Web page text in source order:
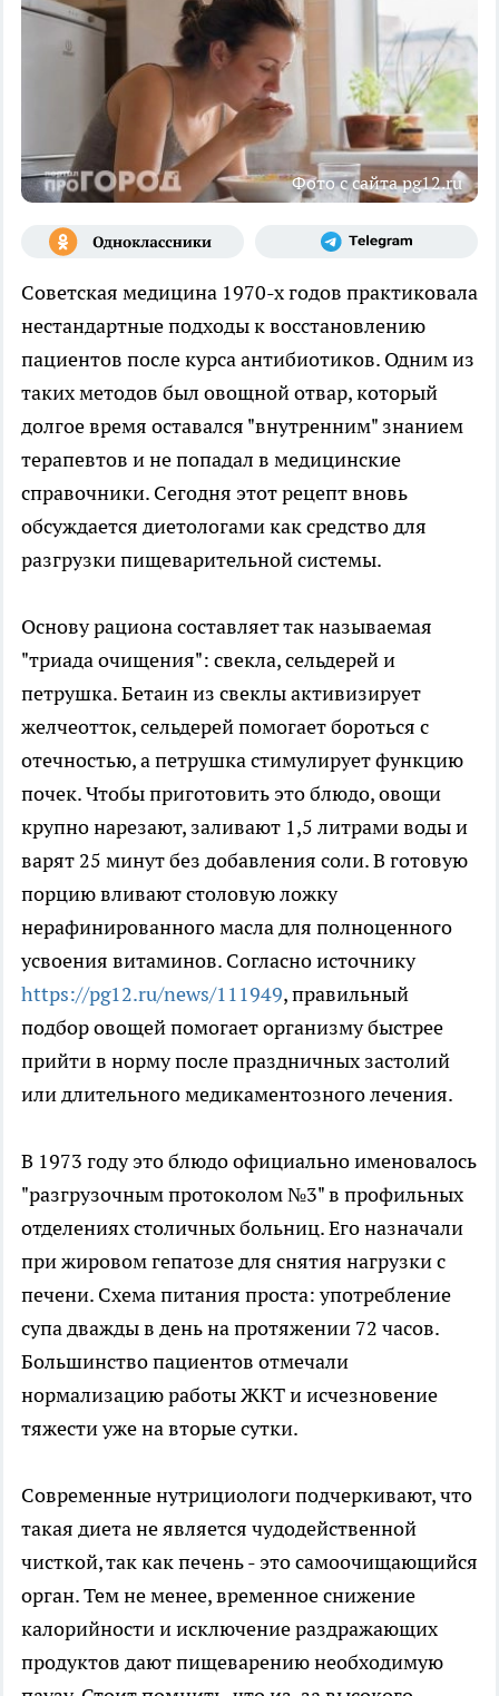
Фото с сайта pg12.ru
Советская медицина 1970-х годов практиковала
нестандартные подходы к восстановлению
пациентов после курса антибиотиков. Одним из
таких методов был овощной отвар, который
долгое время оставался "внутренним" знанием
терапевтов и не попадал в медицинские
справочники. Сегодня этот рецепт вновь
обсуждается диетологами как средство для
разгрузки пищеварительной системы.
Основу рациона составляет так называемая
"триада очищения": свекла, сельдерей и
петрушка. Бетаин из свеклы активизирует
желчеотток, сельдерей помогает бороться с
отечностью, а петрушка стимулирует функцию
почек. Чтобы приготовить это блюдо, овощи
крупно нарезают, заливают 1,5 литрами воды и
варят 25 минут без добавления соли. В готовую
порцию вливают столовую ложку
нерафинированного масла для полноценного
усвоения витаминов. Согласно источнику
https://pg12.ru/news/111949, правильный
подбор овощей помогает организму быстрее
прийти в норму после праздничных застолий
или длительного медикаментозного лечения.
В 1973 году это блюдо официально именовалось
"разгрузочным протоколом №3" в профильных
отделениях столичных больниц. Его назначали
при жировом гепатозе для снятия нагрузки с
печени. Схема питания проста: употребление
супа дважды в день на протяжении 72 часов.
Большинство пациентов отмечали
нормализацию работы ЖКТ и исчезновение
тяжести уже на вторые сутки.
Современные нутрициологи подчеркивают, что
такая диета не является чудодейственной
чисткой, так как печень - это самоочищающийся
орган. Тем не менее, временное снижение
калорийности и исключение раздражающих
продуктов дают пищеварению необходимую